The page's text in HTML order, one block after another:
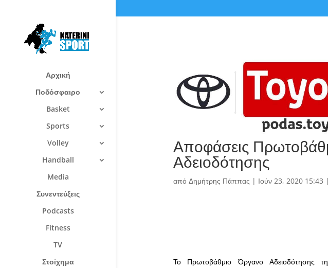
Αρχική
Ποδόσφαιρο
Basket
Sports
Volley
Handball
Media
Συνεντεύξεις
Podcasts
Fitness
TV
Στοίχημα
Αποφάσεις
Αδειοδότησης
από Δημήτρης Πάππας | Ιούν 23, 2020 15:43 |
Το Πρωτοβάθμιο Όργανο Αδειοδότησης